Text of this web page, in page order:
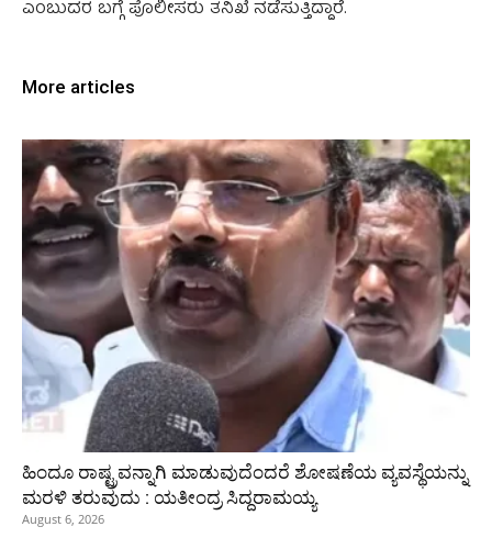
ಎಂಬುದರ ಬಗ್ಗೆ ಪೊಲೀಸರು ತನಿಖೆ ನಡೆಸುತ್ತಿದ್ದಾರೆ.
More articles
ಹಿಂದೂ ರಾಷ್ಟ್ರವನ್ನಾಗಿ ಮಾಡುವುದೆಂದರೆ ಶೋಷಣೆಯ ವ್ಯವಸ್ಥೆಯನ್ನು
ಮರಳಿ ತರುವುದು : ಯತೀಂದ್ರ ಸಿದ್ದರಾಮಯ್ಯ
August 6, 2026